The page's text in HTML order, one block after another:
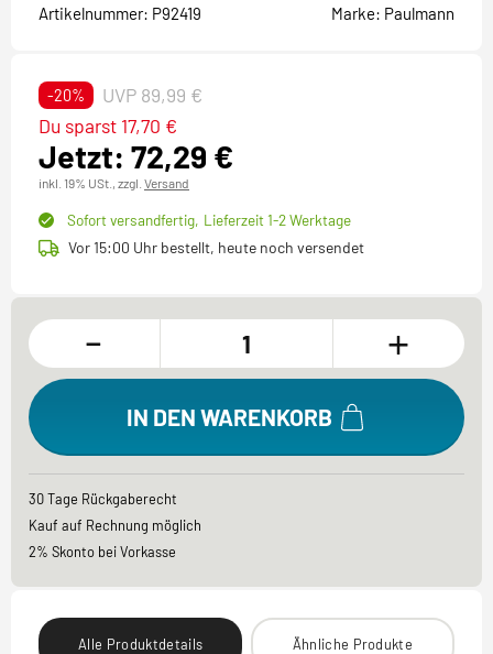
Artikelnummer: P92419 Marke: Paulmann
-20% UVP 89,99 €
Jetzt: 72,29 €
Du sparst 17,70 €
inkl. 19% USt., zzgl. Versand
Sofort versandfertig, Lieferzeit 1-2 Werktage
Vor 15:00 Uhr bestellt, heute noch versendet
- +
IN DEN WARENKORB
30 Tage Rückgaberecht
Kauf auf Rechnung möglich
2% Skonto bei Vorkasse
Alle Produktdetails Ähnliche Produkte